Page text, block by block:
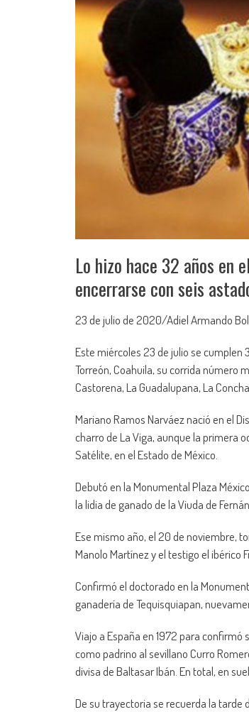
Lo hizo hace 32 años en
encerrarse con seis
23 de julio de 2020/Adiel Armando
Este miércoles 23 de julio se cumplen
Torreón, Coahuila, su corrida número
Castorena, La Guadalupana, La
Mariano Ramos Narváez nació en el
charro de La Viga, aunque la primera
Satélite, en el Estado de México.
Debutó en la Monumental Plaza
la lidia de ganado de la Viuda de
Ese mismo año, el 20 de noviembre,
Manolo Martínez y el testigo el ibérico
Confirmó el doctorado en la
ganadería de Tequisquiapan,
Viajo a España en 1972 para confirmó
como padrino al sevillano Curro
divisa de Baltasar Ibán. En total, en
De su trayectoria se recuerda la tarde